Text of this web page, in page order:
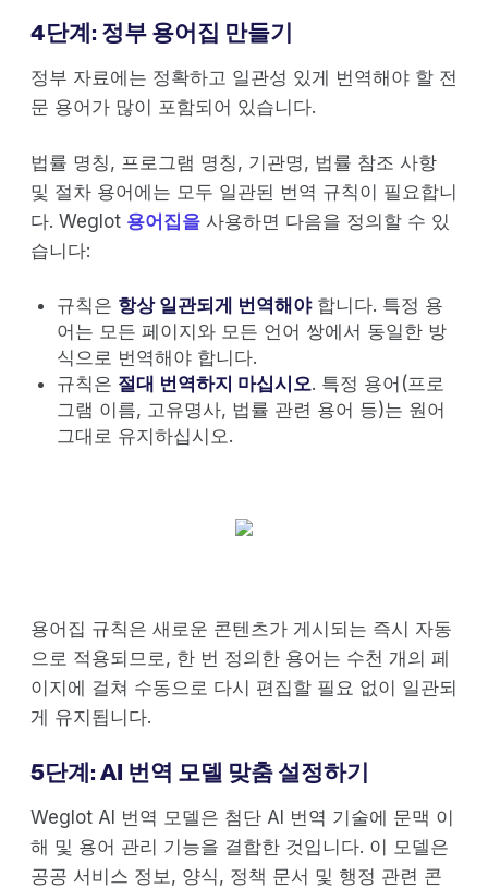
4단계: 정부 용어집 만들기
정부 자료에는 정확하고 일관성 있게 번역해야 할 전
문 용어가 많이 포함되어 있습니다.
법률 명칭, 프로그램 명칭, 기관명, 법률 참조 사항
및 절차 용어에는 모두 일관된 번역 규칙이 필요합니
다. Weglot 용어집을 사용하면 다음을 정의할 수 있
습니다:
규칙은 항상 일관되게 번역해야합니다. 특정 용
어는 모든 페이지와 모든 언어 쌍에서 동일한 방
식으로 번역해야 합니다.
규칙은 절대 번역하지 마십시오. 특정 용어(프로
그램 이름, 고유명사, 법률 관련 용어 등)는 원어
그대로 유지하십시오.
용어집 규칙은 새로운 콘텐츠가 게시되는 즉시 자동
으로 적용되므로, 한 번 정의한 용어는 수천 개의 페
이지에 걸쳐 수동으로 다시 편집할 필요 없이 일관되
게 유지됩니다.
5단계: AI 번역 모델 맞춤 설정하기
Weglot AI 번역 모델은 첨단 AI 번역 기술에 문맥 이
해 및 용어 관리 기능을 결합한 것입니다. 이 모델은
공공 서비스 정보, 양식, 정책 문서 및 행정 관련 콘